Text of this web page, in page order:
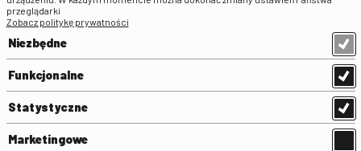
Klauzula informacyjna RODO
Regulamin użytkowania parkingu
Standardy ochrony małoletnich
Regulamin kina Iluzjon
przeglądarki
Zobacz politykę prywatności
Niezbędne
Funkcjonalne
Statystyczne
Marketingowe